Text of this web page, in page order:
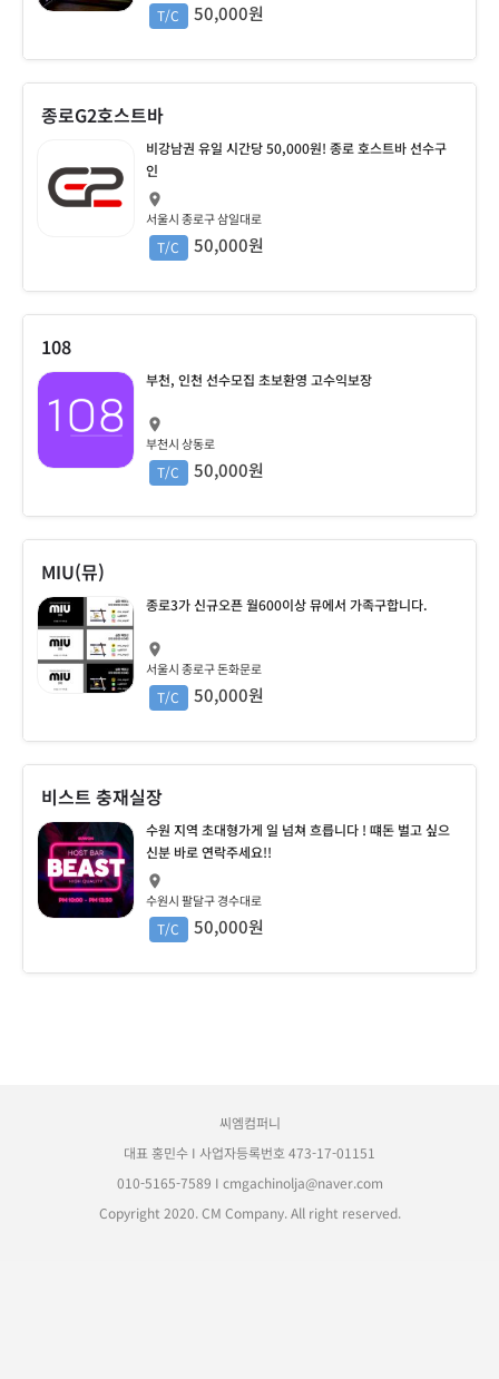
T/C 50,000원
종로G2호스트바
비강남권 유일 시간당 50,000원! 종로 호스트바 선수구
인
서울시 종로구 삼일대로
T/C 50,000원
108
부천, 인천 선수모집 초보환영 고수익보장
부천시 상동로
T/C 50,000원
MIU(뮤)
종로3가 신규오픈 월600이상 뮤에서 가족구합니다.
서울시 종로구 돈화문로
T/C 50,000원
비스트 충재실장
수원 지역 초대형가게 일 넘쳐 흐릅니다 ! 떄돈 벌고 싶으
신분 바로 연락주세요!!
수원시 팔달구 경수대로
T/C 50,000원
씨엠컴퍼니
대표 홍민수 I 사업자등록번호 473-17-01151
010-5165-7589 I cmgachinolja@naver.com
Copyright 2020. CM Company. All right reserved.